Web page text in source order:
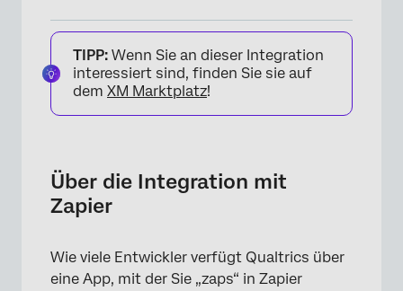
Über die Integration mit Zapier
Verbinden von Zapier und Qualtrics
Arten von Triggern
TIPP: Wenn Sie an dieser Integration
interessiert sind, finden Sie sie auf
dem XM Marktplatz!
Über die Integration mit
Zapier
Wie viele Entwickler verfügt Qualtrics über
eine App, mit der Sie „zaps“ in Zapier